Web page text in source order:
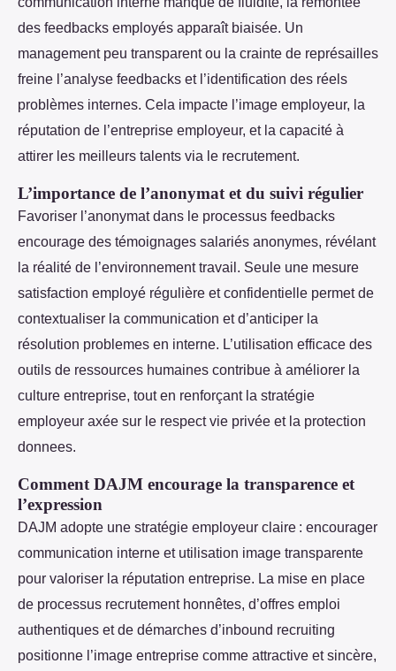
des feedbacks employés apparaît biaisée. Un
management peu transparent ou la crainte de représailles
freine l’analyse feedbacks et l’identification des réels
problèmes internes. Cela impacte l’image employeur, la
réputation de l’entreprise employeur, et la capacité à
attirer les meilleurs talents via le recrutement.
L’importance de l’anonymat et du suivi régulier
Favoriser l’anonymat dans le processus feedbacks
encourage des témoignages salariés anonymes, révélant
la réalité de l’environnement travail. Seule une mesure
satisfaction employé régulière et confidentielle permet de
contextualiser la communication et d’anticiper la
résolution problemes en interne. L’utilisation efficace des
outils de ressources humaines contribue à améliorer la
culture entreprise, tout en renforçant la stratégie
employeur axée sur le respect vie privée et la protection
donnees.
Comment DAJM encourage la transparence et
l’expression
DAJM adopte une stratégie employeur claire : encourager
communication interne et utilisation image transparente
pour valoriser la réputation entreprise. La mise en place
de processus recrutement honnêtes, d’offres emploi
authentiques et de démarches d’inbound recruiting
positionne l’image entreprise comme attractive et sincère,